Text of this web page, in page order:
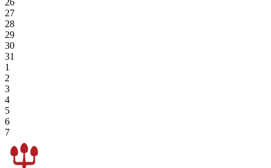
26
27
28
29
30
31
1
2
3
4
5
6
7